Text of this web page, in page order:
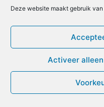
Deze website maakt gebruik van
Activeer
op vooringenomenheid
on 14 mei 2019 at 09:30
© ME-gids.net 2005 –